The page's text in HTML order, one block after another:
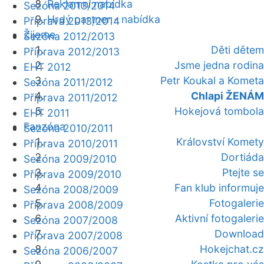
Reklamní nabídka
Hrdý partner - nabídka
Žijeme
Děti dětem
Jsme jedna rodina
Petr Koukal a Kometa
Chlapi ŽENÁM
Hokejová tombola
Fanzóna
Království Komety
Dortiáda
Ptejte se
Fan klub informuje
Fotogalerie
Aktivní fotogalerie
Download
Hokejchat.cz
Sezóna 2013/2014
Příprava 2013/2014
Sezóna 2012/2013
Příprava 2012/2013
EHT 2012
Sezóna 2011/2012
Příprava 2011/2012
EHT 2011
Sezóna 2010/2011
Příprava 2010/2011
Sezóna 2009/2010
Příprava 2009/2010
Sezóna 2008/2009
Příprava 2008/2009
Sezóna 2007/2008
Příprava 2007/2008
Sezóna 2006/2007